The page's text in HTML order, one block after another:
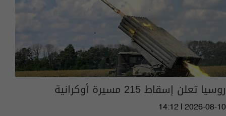
روسيا تعلن إسقاط 215 مسيرة أوكرانية
14:12 | 2026-08-10